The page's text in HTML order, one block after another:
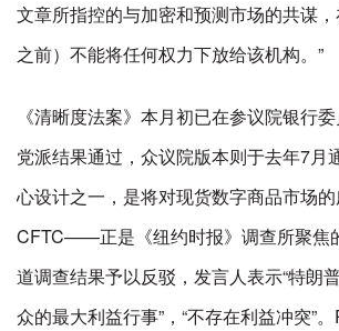
文章所指控的与加密和预测市场的共谋
之前）不能将任何权力下放给该机构。”
《清晰度法案》本月初已在参议院银行
党派结果通过，众议院版本则于去年7月
心设计之一，是将对现货数字商品市场
CFTC——正是《纽约时报》调查所聚焦
道调查结果予以反驳，发言人表示“特朗
众的最大利益行事”，“不存在利益冲突”